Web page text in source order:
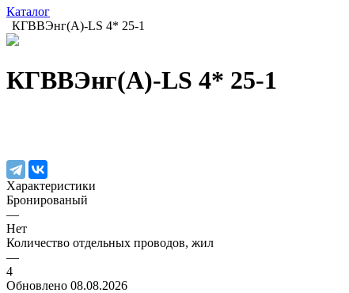
Каталог
КГВВЭнг(А)-LS 4* 25-1
КГВВЭнг(А)-LS 4* 25-1
Характеристики
Бронированый
—
Нет
Количество отдельных проводов, жил
—
4
Обновлено 08.08.2026